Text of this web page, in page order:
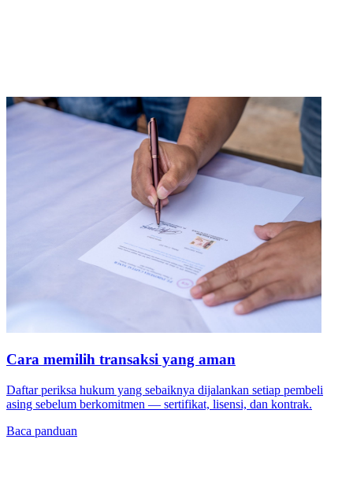
Cara memilih transaksi yang aman
Daftar periksa hukum yang sebaiknya dijalankan setiap pembeli
asing sebelum berkomitmen — sertifikat, lisensi, dan kontrak.
Baca panduan